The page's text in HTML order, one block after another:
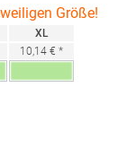
Größe!
XL
10,14 € *